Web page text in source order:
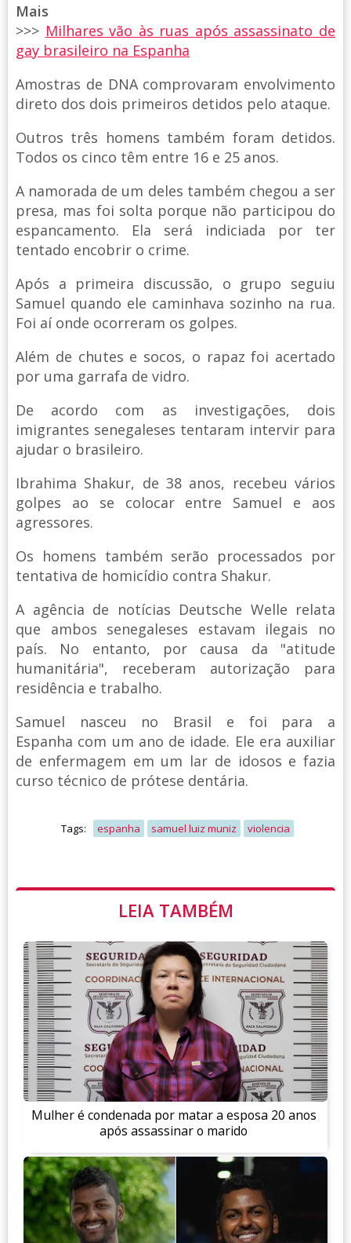
Mais
>>> Milhares vão às ruas após assassinato de
gay brasileiro na Espanha
Amostras de DNA comprovaram envolvimento
direto dos dois primeiros detidos pelo ataque.
Outros três homens também foram detidos.
Todos os cinco têm entre 16 e 25 anos.
A namorada de um deles também chegou a ser
presa, mas foi solta porque não participou do
espancamento. Ela será indiciada por ter
tentado encobrir o crime.
Após a primeira discussão, o grupo seguiu
Samuel quando ele caminhava sozinho na rua.
Foi aí onde ocorreram os golpes.
Além de chutes e socos, o rapaz foi acertado
por uma garrafa de vidro.
De acordo com as investigações, dois
imigrantes senegaleses tentaram intervir para
ajudar o brasileiro.
Ibrahima Shakur, de 38 anos, recebeu vários
golpes ao se colocar entre Samuel e aos
agressores.
Os homens também serão processados por
tentativa de homicídio contra Shakur.
A agência de notícias Deutsche Welle relata
que ambos senegaleses estavam ilegais no
país. No entanto, por causa da "atitude
humanitária", receberam autorização para
residência e trabalho.
Samuel nasceu no Brasil e foi para a
Espanha com um ano de idade. Ele era auxiliar
de enfermagem em um lar de idosos e fazia
curso técnico de prótese dentária.
Tags: espanha samuel luiz muniz violencia
LEIA TAMBÉM
Mulher é condenada por matar a esposa 20 anos
após assassinar o marido